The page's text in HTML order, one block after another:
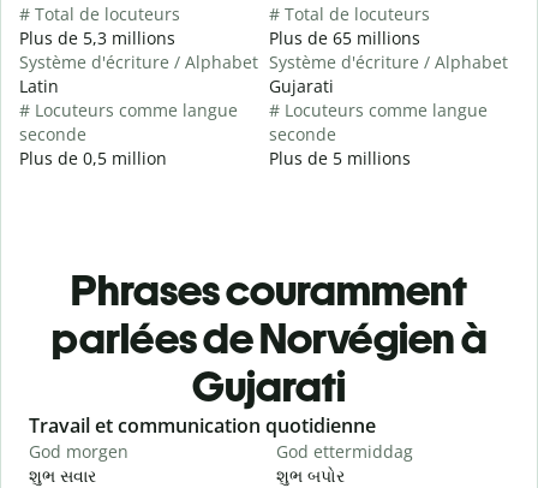
# Total de locuteurs
Plus de 5,3 millions
Système d'écriture / Alphabet
Latin
# Locuteurs comme langue
seconde
Plus de 0,5 million
# Total de locuteurs
Plus de 65 millions
Système d'écriture / Alphabet
Gujarati
# Locuteurs comme langue
seconde
Plus de 5 millions
Phrases couramment
parlées de Norvégien à
Gujarati
Slide 1 of 6
Travail et communication quotidienne
God morgen
શુભ સવાર
God ettermiddag
શુભ બપોર